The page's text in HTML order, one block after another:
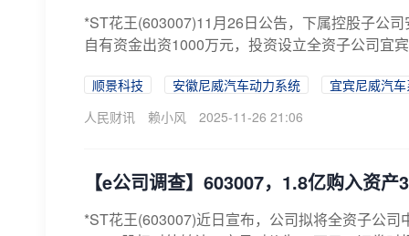
*ST花王(603007)11月26日公告，下属控股子公
自有资金出资1000万元，投资设立全资子公司宜
顺景科技 安徽尼威汽车动力系统
宜宾尼威汽
人民财讯
赖小风 2025-11-26 21:06
【e公司调查】603007，1.8亿购入资
*ST花王(603007)近日宣布，公司拟将全资子公司